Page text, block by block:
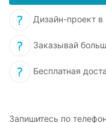
Дизайн-проект в
Заказывай
Бесплатная
Запишитесь по